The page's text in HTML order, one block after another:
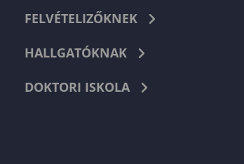
FELVÉTELIZŐKNEK
HALLGATÓKNAK
DOKTORI ISKOLA